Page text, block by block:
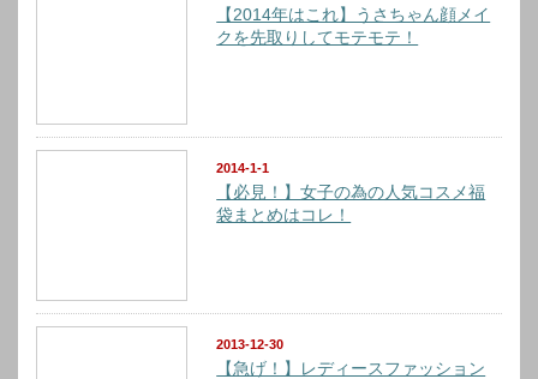
【2014年はこれ】うさちゃん顔メイ
クを先取りしてモテモテ！
2014-1-1
【必見！】女子の為の人気コスメ福
袋まとめはコレ！
2013-12-30
【急げ！】レディースファッション